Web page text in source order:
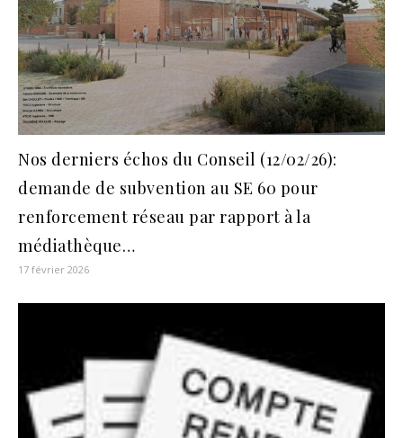
Nos derniers échos du Conseil (12/02/26):
demande de subvention au SE 60 pour
renforcement réseau par rapport à la
médiathèque…
17 février 2026